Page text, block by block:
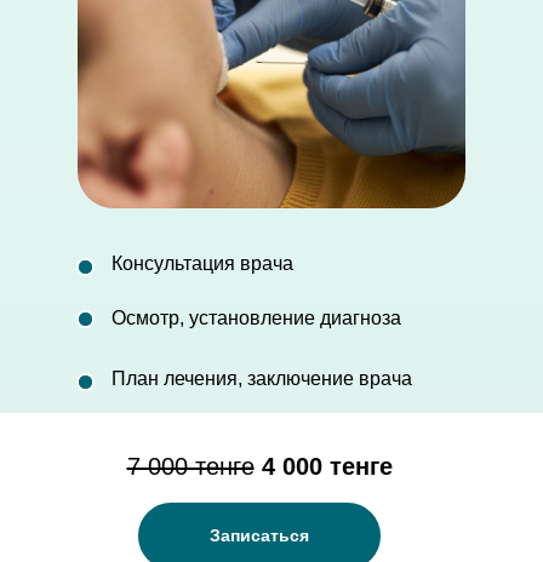
Записаться
Осмотр, установление диагноза
Консультация врача
7 000 тенге4 000 тенге
План лечения, заключение врача